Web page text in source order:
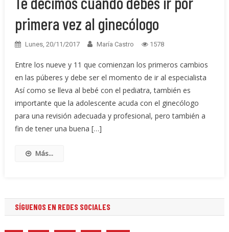
primera vez al ginecólogo
Lunes, 20/11/2017 María Castro 1578
Entre los nueve y 11 que comienzan los primeros cambios
en las púberes y debe ser el momento de ir al especialista
Así como se lleva al bebé con el pediatra, también es
importante que la adolescente acuda con el ginecólogo
para una revisión adecuada y profesional, pero también a
fin de tener una buena […]
Más...
SÍGUENOS EN REDES SOCIALES